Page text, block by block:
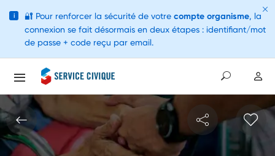
i 🔐 Pour renforcer la sécurité de votre compte organisme, la
connexion se fait désormais en deux étapes : identifiant/mot
de passe + code reçu par email.